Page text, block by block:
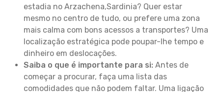
estadia no Arzachena,Sardinia? Quer estar
mesmo no centro de tudo, ou prefere uma zona
mais calma com bons acessos a transportes? Uma
localização estratégica pode poupar-lhe tempo e
dinheiro em deslocações.
Saiba o que é importante para si: Antes de
começar a procurar, faça uma lista das
comodidades que não podem faltar. Uma ligação